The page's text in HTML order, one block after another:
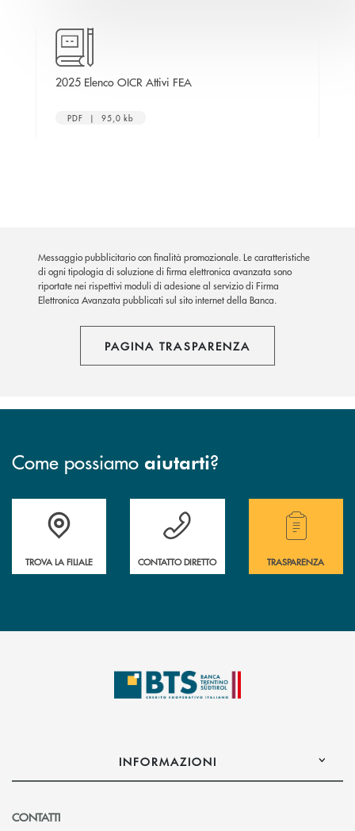
2025 Elenco OICR Attivi FEAapre una nuova finestra
PDF | 95,0 kb
Messaggio pubblicitario con finalità promozionale. Le caratteristiche
di ogni tipologia di soluzione di firma elettronica avanzata sono
riportate nei rispettivi moduli di adesione al servizio di Firma
Elettronica Avanzata pubblicati sul sito internet della Banca.
PAGINA TRASPARENZA
Come possiamo aiutarti?
Accedi all' elenco completo delle filiali.
TROVA LA FILIALE
Hai bisogno di assistenza immediata?
CONTATTO DIRETTO
Hai bisogno di
TRASPARENZA
INFORMAZIONI
CONTATTI